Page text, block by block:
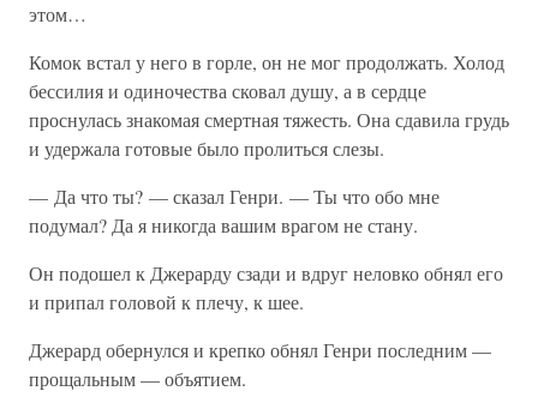
этом…
Комок встал у него в горле, он не мог продолжать. Холод
бессилия и одиночества сковал душу, а в сердце
проснулась знакомая смертная тяжесть. Она сдавила грудь
и удержала готовые было пролиться слезы.
— Да что ты? — сказал Генри. — Ты что обо мне
подумал? Да я никогда вашим врагом не стану.
Он подошел к Джерарду сзади и вдруг неловко обнял его
и припал головой к плечу, к шее.
Джерард обернулся и крепко обнял Генри последним —
прощальным — объятием.